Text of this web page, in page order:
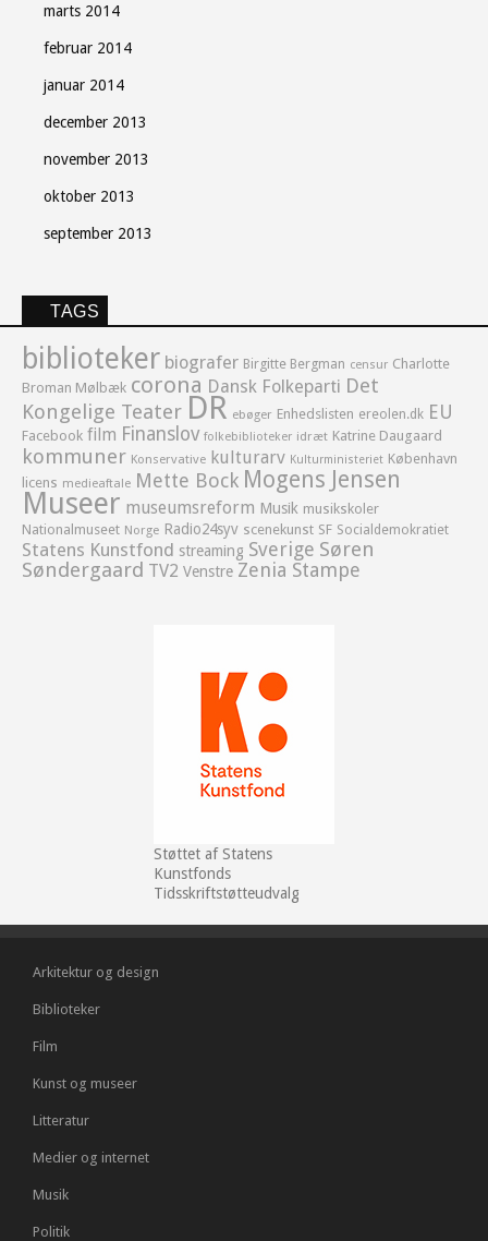
marts 2014
februar 2014
januar 2014
december 2013
november 2013
oktober 2013
september 2013
TAGS
biblioteker biografer Birgitte Bergman censur Charlotte
Broman Mølbæk corona Dansk Folkeparti Det
Kongelige Teater DR ebøger Enhedslisten ereolen.dk EU
Facebook film Finanslov folkebiblioteker idræt Katrine Daugaard
kommuner Konservative kulturarv Kulturministeriet København
licens medieaftale Mette Bock Mogens Jensen
Museer museumsreform Musik musikskoler
Nationalmuseet Norge Radio24syv scenekunst SF Socialdemokratiet
Statens Kunstfond streaming Sverige Søren
Søndergaard TV2 Venstre Zenia Stampe
Støttet af Statens
Kunstfonds
Tidsskriftstøtteudvalg
Arkitektur og design
Biblioteker
Film
Kunst og museer
Litteratur
Medier og internet
Musik
Politik